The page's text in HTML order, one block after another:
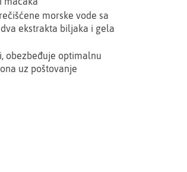
morske vode sa
ekstrakta biljaka i gela
obezbeđuje optimalnu
uz poštovanje